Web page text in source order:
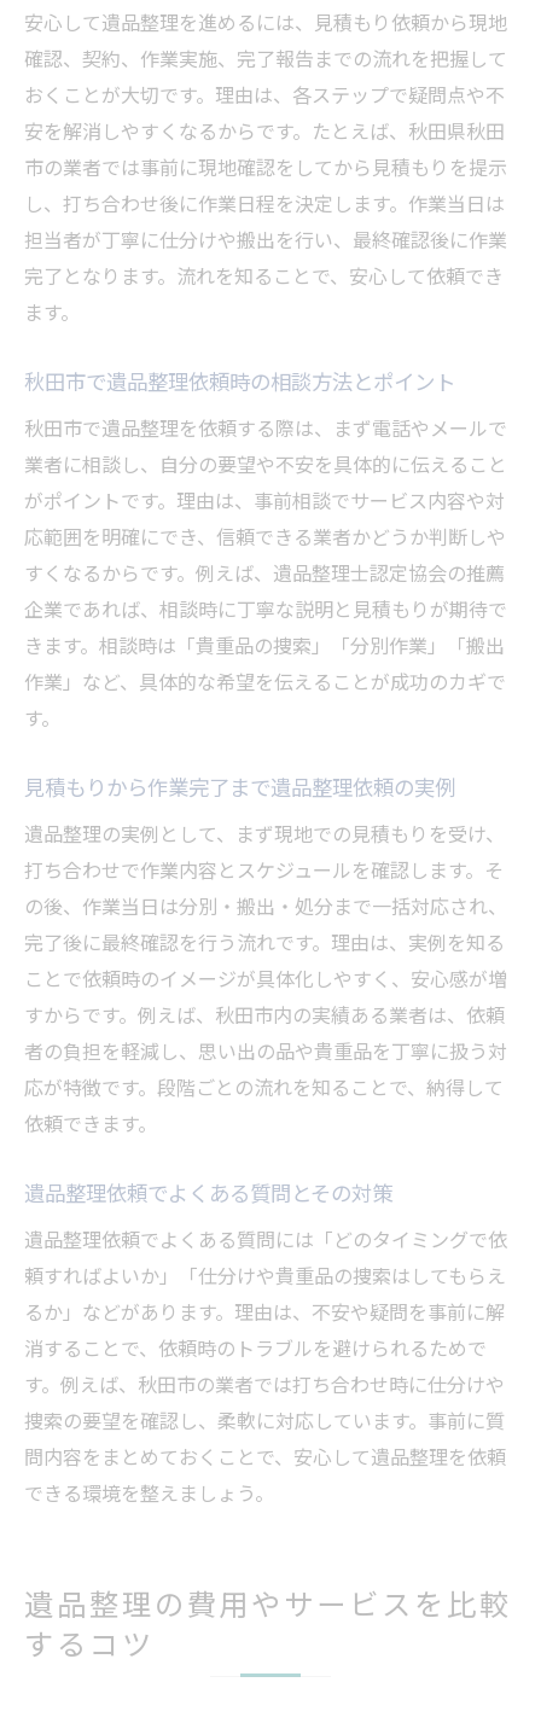
相談しやすい遺品整理業者の特徴を知ろう
遺品整理依頼で安心できる対応を見極める
丁寧な遺品整理が心の負担を軽減する理由
遺品整理依頼で故人の思いを大切にする工
夫
丁寧な遺品整理作業が心の整理に役立つ理
遺品整理依頼で家族の心情に寄り添う対応
とは
大切な品の仕分けで感じる安心感と満足
遺品整理を秋田市で頼むなら知っておきたいこ
と
遺品整理依頼時に知るべき法律やマナー
秋田市で遺品整理依頼に必要な準備と流れ
遺品整理依頼前に確認したいサービスの内
ビス
秋田市で遺品整理依頼時のトラブル防止策
初めての遺品整理依頼で失敗しない方法
初心者が知っておくべき遺品整理依頼の流
れ
遺品整理依頼前の見積もりと比較のコツ
秋田市で安心できる遺品整理依頼の準備法
遺品整理依頼でトラブル回避するポイント
信頼できる遺品整理業者の見極め方
安心して遺品整理を進めるには、見積もり依頼から現地
確認、契約、作業実施、完了報告までの流れを把握して
おくことが大切です。理由は、各ステップで疑問点や不
安を解消しやすくなるからです。たとえば、秋田県秋田
市の業者では事前に現地確認をしてから見積もりを提示
し、打ち合わせ後に作業日程を決定します。作業当日は
担当者が丁寧に仕分けや搬出を行い、最終確認後に作業
完了となります。流れを知ることで、安心して依頼でき
ます。
秋田市で遺品整理依頼時の相談方法とポイント
秋田市で遺品整理を依頼する際は、まず電話やメールで
業者に相談し、自分の要望や不安を具体的に伝えること
がポイントです。理由は、事前相談でサービス内容や対
応範囲を明確にでき、信頼できる業者かどうか判断しや
すくなるからです。例えば、遺品整理士認定協会の推薦
企業であれば、相談時に丁寧な説明と見積もりが期待で
きます。相談時は「貴重品の捜索」「分別作業」「搬出
作業」など、具体的な希望を伝えることが成功のカギで
す。
見積もりから作業完了まで遺品整理依頼の実例
遺品整理の実例として、まず現地での見積もりを受け、
打ち合わせで作業内容とスケジュールを確認します。そ
の後、作業当日は分別・搬出・処分まで一括対応され、
完了後に最終確認を行う流れです。理由は、実例を知る
ことで依頼時のイメージが具体化しやすく、安心感が増
すからです。例えば、秋田市内の実績ある業者は、依頼
者の負担を軽減し、思い出の品や貴重品を丁寧に扱う対
応が特徴です。段階ごとの流れを知ることで、納得して
依頼できます。
遺品整理依頼でよくある質問とその対策
遺品整理依頼でよくある質問には「どのタイミングで依
頼すればよいか」「仕分けや貴重品の捜索はしてもらえ
るか」などがあります。理由は、不安や疑問を事前に解
消することで、依頼時のトラブルを避けられるためで
す。例えば、秋田市の業者では打ち合わせ時に仕分けや
捜索の要望を確認し、柔軟に対応しています。事前に質
問内容をまとめておくことで、安心して遺品整理を依頼
できる環境を整えましょう。
遺品整理の費用やサービスを比較
するコツ